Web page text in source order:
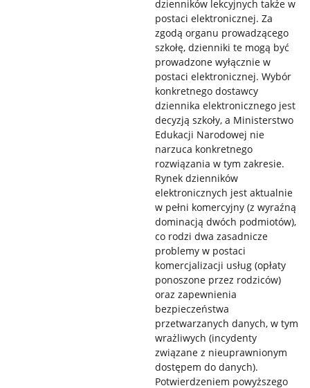
dzienników lekcyjnych także w
postaci elektronicznej. Za
zgodą organu prowadzącego
szkołę, dzienniki te mogą być
prowadzone wyłącznie w
postaci elektronicznej. Wybór
konkretnego dostawcy
dziennika elektronicznego jest
decyzją szkoły, a Ministerstwo
Edukacji Narodowej nie
narzuca konkretnego
rozwiązania w tym zakresie.
Rynek dzienników
elektronicznych jest aktualnie
w pełni komercyjny (z wyraźną
dominacją dwóch podmiotów),
co rodzi dwa zasadnicze
problemy w postaci
komercjalizacji usług (opłaty
ponoszone przez rodziców)
oraz zapewnienia
bezpieczeństwa
przetwarzanych danych, w tym
wrażliwych (incydenty
związane z nieuprawnionym
dostępem do danych).
Potwierdzeniem powyższego